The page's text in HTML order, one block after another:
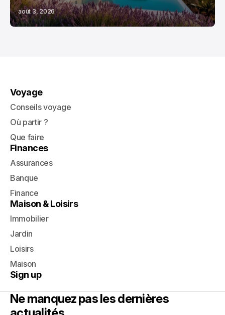
août 3, 2026
Voyage
Conseils voyage
Où partir ?
Que faire
Finances
Assurances
Banque
Finance
Maison & Loisirs
Immobilier
Jardin
Loisirs
Maison
Sign up
Ne manquez pas les dernières